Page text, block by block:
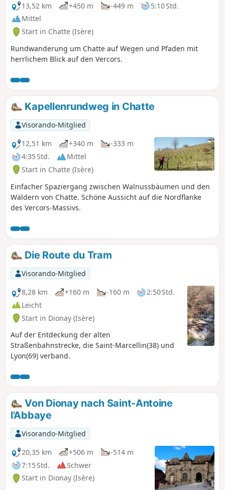
13,52 km
+450 m -449 m
5:10 Std.
Mittel
Start in Chatte (Isère)
Rundwanderung um Chatte auf Wegen und Pfaden mit
herrlichem Blick auf den Vercors.
Kapellenrundweg in Chatte
Visorando-Mitglied
12,51 km
+340 m
-333 m
4:35 Std.
Mittel
Start in Chatte (Isère)
Einfacher Spaziergang zwischen Walnussbäumen und den
Wäldern von Chatte. Schöne Aussicht auf die Nordflanke
des Vercors-Massivs.
Die Route du Tram
Visorando-Mitglied
8,28 km
+160 m -160 m
2:50 Std.
Leicht
Start in Dionay (Isère)
Auf der Entdeckung der alten
Straßenbahnstrecke, die Saint-Marcellin(38) und
Lyon(69) verband.
Von Dionay nach Saint-Antoine
l'Abbaye
Visorando-Mitglied
20,35 km
+506 m
-514 m
7:15 Std.
Schwer
Start in Dionay (Isère)